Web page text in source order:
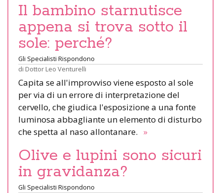
Il bambino starnutisce
appena si trova sotto il
sole: perché?
Gli Specialisti Rispondono
di Dottor Leo Venturelli
Capita se all'improvviso viene esposto al sole
per via di un errore di interpretazione del
cervello, che giudica l'esposizione a una fonte
luminosa abbagliante un elemento di disturbo
che spetta al naso allontanare. »
Olive e lupini sono sicuri
in gravidanza?
Gli Specialisti Rispondono